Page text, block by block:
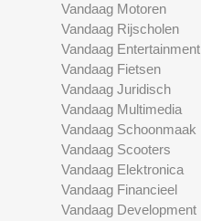
Vandaag Motoren
Vandaag Rijscholen
Vandaag Entertainment
Vandaag Fietsen
Vandaag Juridisch
Vandaag Multimedia
Vandaag Schoonmaak
Vandaag Scooters
Vandaag Elektronica
Vandaag Financieel
Vandaag Development